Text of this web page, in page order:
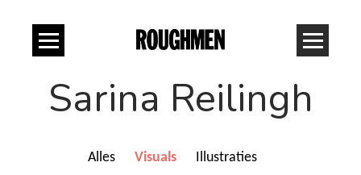
Sarina Reilingh
Alles Visuals Illustraties